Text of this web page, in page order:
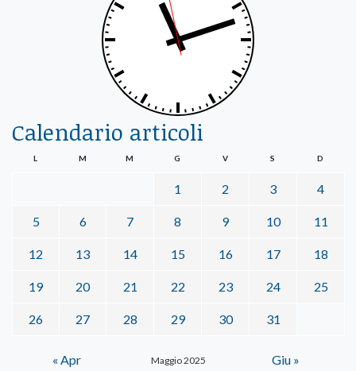
Calendario articoli
Maggio 2025
L M M G V S D
1 2 3 4
5 6 7 8 9 10 11
12 13 14 15 16 17 18
19 20 21 22 23 24 25
26 27 28 29 30 31
« Apr Giu »